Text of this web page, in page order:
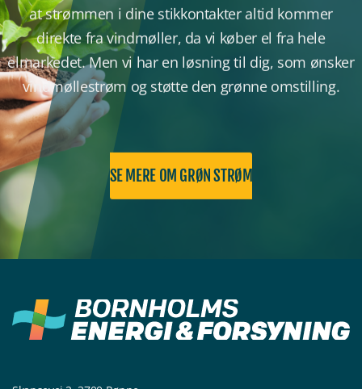
at strømmen i dine stikkontakter altid kommer
direkte fra vindmøller, da vi køber el fra hele
elmarkedet. Men vi har en løsning til dig, som ønsker
vindmøllestrøm og støtte den grønne omstilling.
SE MERE OM GRØN STRØM